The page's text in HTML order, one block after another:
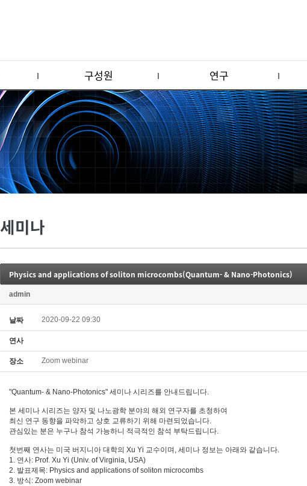
구성원 연구
세미나
Physics and applications of soliton microcombs(Quantum- & Nano-Photonics)
admin
날짜 2020-09-22 09:30
연사
장소 Zoom webinar
"Quantum- & Nano-Photonics" 세미나 시리즈를 안내드립니다.
본 세미나 시리즈는 양자 및 나노광학 분야의 해외 연구자를 초청하여
최신 연구 동향을 파악하고 상호 교류하기 위해 마련되었습니다.
관심있는 분은 누구나 참석 가능하니 적극적인 참석 부탁드립니다.
첫번째 연사는 미국 버지니아 대학의 Xu Yi 교수이며, 세미나 정보는 아래와 같습니다.
1. 연사: Prof. Xu Yi (Univ. of Virginia, USA)
2. 발표제목: Physics and applications of soliton microcombs
3. 방식: Zoom webinar